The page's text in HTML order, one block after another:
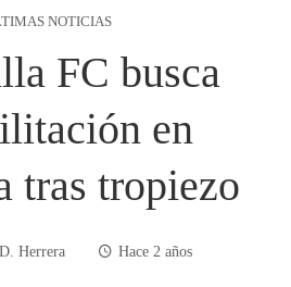
NOTICIAS
FC busca
en
tras tropiezo
Herrera Hace 2 años